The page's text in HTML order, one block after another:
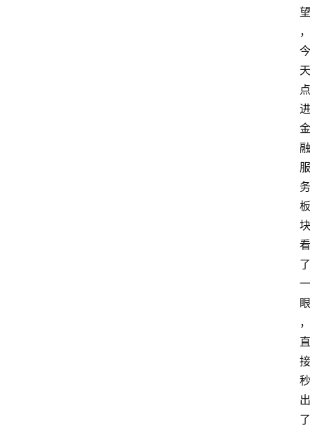
望
，
今
天
点
进
金
融
服
务
板
块
看
了
一
眼
，
直
接
秒
出
了